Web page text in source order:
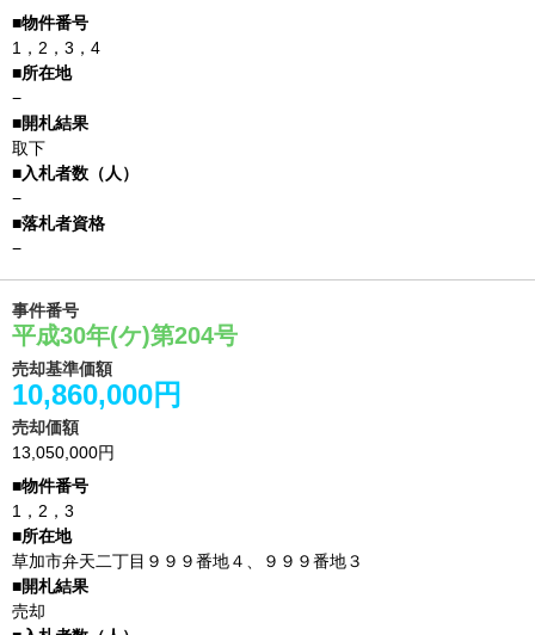
1，2，3，4
−
取下
−
−
事件番号
平成30年(ケ)第204号
売却基準価額
10,860,000円
売却価額
13,050,000円
1，2，3
草加市弁天二丁目９９９番地４、９９９番地３
売却